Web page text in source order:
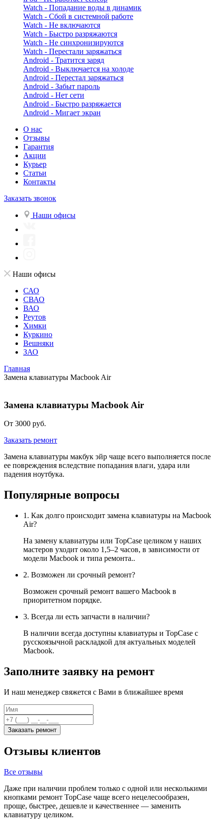
Watch - Попадание воды в динамик
Watch - Сбой в системной работе
Watch - Не включаются
Watch - Быстро разряжаются
Watch - Не синхронизируются
Watch - Перестали заряжаться
Android - Тратится заряд
Android - Выключается на холоде
Android - Перестал заряжаться
Android - Забыт пароль
Android - Нет сети
Android - Быстро разряжается
Android - Мигает экран
О нас
Отзывы
Гарантия
Акции
Курьер
Статьи
Контакты
Заказать звонок
Наши офисы
Наши офисы
САО
СВАО
ВАО
Реутов
Химки
Куркино
Вешняки
ЗАО
Главная
Замена клавиатуры Macbook Air
Замена клавиатуры Macbook Air
От 3000 руб.
Заказать ремонт
Замена клавиатуры макбук эйр чаще всего выполняется после
ее повреждения вследствие попадания влаги, удара или
падения ноутбука.
Популярные вопросы
1. Как долго происходит замена клавиатуры на Macbook
Air?
На замену клавиатуры или TopCase целиком у наших
мастеров уходит около 1,5–2 часов, в зависимости от
модели Macbook и типа ремонта..
2. Возможен ли срочный ремонт?
Возможен срочный ремонт вашего Macbook в
приоритетном порядке.
3. Всегда ли есть запчасти в наличии?
В наличии всегда доступны клавиатуры и TopCase с
русскоязычной раскладкой для актуальных моделей
Macbook.
Заполните заявку на ремонт
И наш менеджер свяжется с Вами в ближайшее время
Заказать ремонт
Отзывы клиентов
Все отзывы
Даже при наличии проблем только с одной или несколькими
кнопками ремонт TopCase чаще всего нецелесообразен,
проще, быстрее, дешевле и качественнее — заменить
клавиатуру целиком.